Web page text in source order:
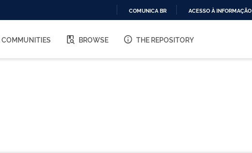
O
COMUNICA BR ACESSO À INFORMAÇÃO
COMMUNITIES BROWSE THE REPOSITORY